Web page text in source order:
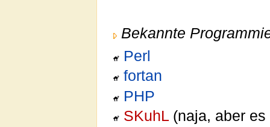
Bekannte
Perl
fortan
PHP
SKuhL (naja, aber